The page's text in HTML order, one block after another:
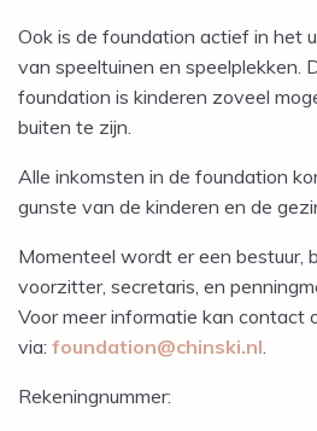
Ook is de foundation actief in het
van speeltuinen en speelplekken.
foundation is kinderen zoveel
buiten te zijn.
Alle inkomsten in de foundation
gunste van de kinderen en de
Momenteel wordt er een bestuur,
voorzitter, secretaris, en
Voor meer informatie kan contact
via: foundation@chinski.nl
Rekeningnummer: